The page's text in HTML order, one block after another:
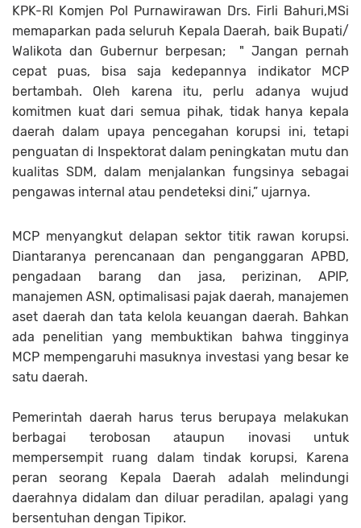
KPK-RI Komjen Pol Purnawirawan Drs. Firli Bahuri,MSi
memaparkan pada seluruh Kepala Daerah, baik Bupati/
Walikota dan Gubernur berpesan; " Jangan pernah
cepat puas, bisa saja kedepannya indikator MCP
bertambah. Oleh karena itu, perlu adanya wujud
komitmen kuat dari semua pihak, tidak hanya kepala
daerah dalam upaya pencegahan korupsi ini, tetapi
penguatan di Inspektorat dalam peningkatan mutu dan
kualitas SDM, dalam menjalankan fungsinya sebagai
pengawas internal atau pendeteksi dini,” ujarnya.
MCP menyangkut delapan sektor titik rawan korupsi.
Diantaranya perencanaan dan penganggaran APBD,
pengadaan barang dan jasa, perizinan, APIP,
manajemen ASN, optimalisasi pajak daerah, manajemen
aset daerah dan tata kelola keuangan daerah. Bahkan
ada penelitian yang membuktikan bahwa tingginya
MCP mempengaruhi masuknya investasi yang besar ke
satu daerah.
Pemerintah daerah harus terus berupaya melakukan
berbagai terobosan ataupun inovasi untuk
mempersempit ruang dalam tindak korupsi, Karena
peran seorang Kepala Daerah adalah melindungi
daerahnya didalam dan diluar peradilan, apalagi yang
bersentuhan dengan Tipikor.